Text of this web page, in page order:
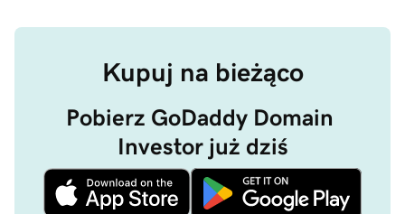
Kupuj na bieżąco
Pobierz GoDaddy Domain
Investor już dziś